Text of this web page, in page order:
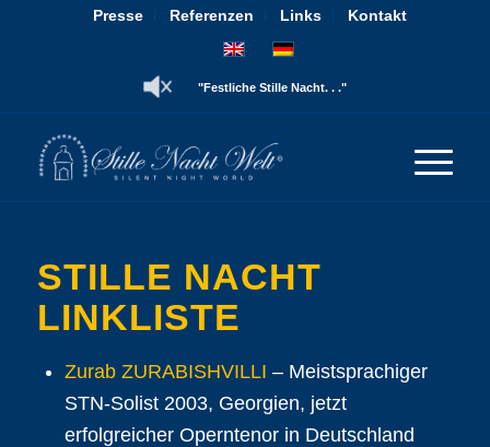
Presse Referenzen Links Kontakt
"Festliche Stille Nacht. . ."
STILLE NACHT
LINKLISTE
Zurab ZURABISHVILLI – Meistsprachiger
STN-Solist 2003, Georgien, jetzt
erfolgreicher Operntenor in Deutschland